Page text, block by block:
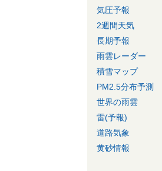
気圧予報
2週間天気
長期予報
雨雲レーダー
積雪マップ
PM2.5分布予測
世界の雨雲
雷(予報)
道路気象
黄砂情報